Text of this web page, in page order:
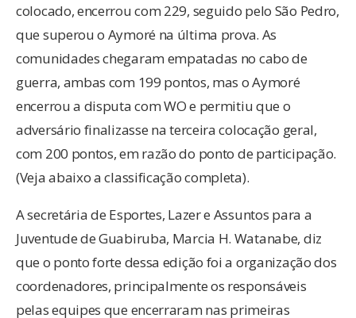
colocado, encerrou com 229, seguido pelo São Pedro,
que superou o Aymoré na última prova. As
comunidades chegaram empatadas no cabo de
guerra, ambas com 199 pontos, mas o Aymoré
encerrou a disputa com WO e permitiu que o
adversário finalizasse na terceira colocação geral,
com 200 pontos, em razão do ponto de participação.
(Veja abaixo a classificação completa).
A secretária de Esportes, Lazer e Assuntos para a
Juventude de Guabiruba, Marcia H. Watanabe, diz
que o ponto forte dessa edição foi a organização dos
coordenadores, principalmente os responsáveis
pelas equipes que encerraram nas primeiras